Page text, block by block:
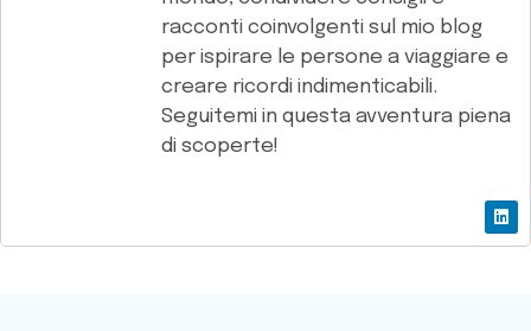
racconti coinvolgenti sul mio blog
per ispirare le persone a viaggiare e
creare ricordi indimenticabili.
Seguitemi in questa avventura piena
di scoperte!